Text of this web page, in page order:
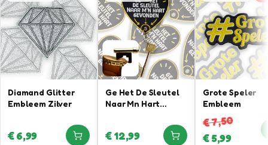
Diamand Glitter
Embleem Zilver
€6,99
Ge Het De Sleutel
Naar Mn Hart
Sleutel Bieropener
Embleem
€12,99
Grote Speler
Embleem
€7,50
€5,99